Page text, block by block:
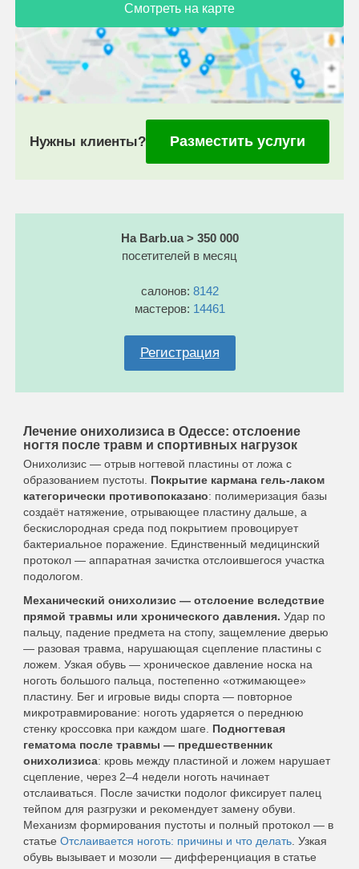
Смотреть на карте
Нужны клиенты? Разместить услуги
На Barb.ua > 350 000
посетителей в месяц
салонов: 8142
мастеров: 14461
Регистрация
Лечение онихолизиса в Одессе: отслоение
ногтя после травм и спортивных нагрузок
Онихолизис — отрыв ногтевой пластины от ложа с
образованием пустоты. Покрытие кармана гель-лаком
категорически противопоказано: полимеризация базы
создаёт натяжение, отрывающее пластину дальше, а
бескислородная среда под покрытием провоцирует
бактериальное поражение. Единственный медицинский
протокол — аппаратная зачистка отслоившегося участка
подологом.
Механический онихолизис — отслоение вследствие
прямой травмы или хронического давления. Удар по
пальцу, падение предмета на стопу, защемление дверью
— разовая травма, нарушающая сцепление пластины с
ложем. Узкая обувь — хроническое давление носка на
ноготь большого пальца, постепенно «отжимающее»
пластину. Бег и игровые виды спорта — повторное
микротравмирование: ноготь ударяется о переднюю
стенку кроссовка при каждом шаге. Подногтевая
гематома после травмы — предшественник
онихолизиса: кровь между пластиной и ложем нарушает
сцепление, через 2–4 недели ноготь начинает
отслаиваться. После зачистки подолог фиксирует палец
тейпом для разгрузки и рекомендует замену обуви.
Механизм формирования пустоты и полный протокол — в
статье Отслаивается ноготь: причины и что делать . Узкая
обувь вызывает и мозоли — дифференциация в статье